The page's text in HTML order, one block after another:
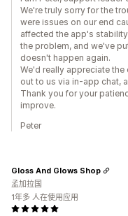
We're truly sorry for the
were issues on our end
affected the app's
the problem, and we've
doesn't happen again.
We'd really appreciate the
out to us via in-app chat,
Thank you for your
improve.
Peter
Gloss And Glows Shop
孟加拉国
1年多 人在使用应用